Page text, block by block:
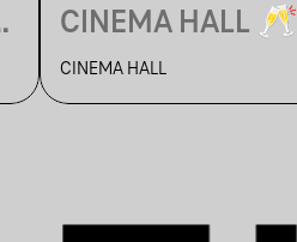
CINEMA HALL 🥂
CINEMA HALL